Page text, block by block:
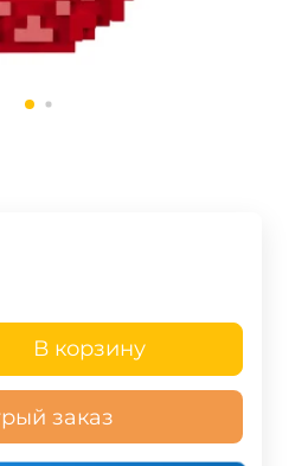
В корзину
заказ